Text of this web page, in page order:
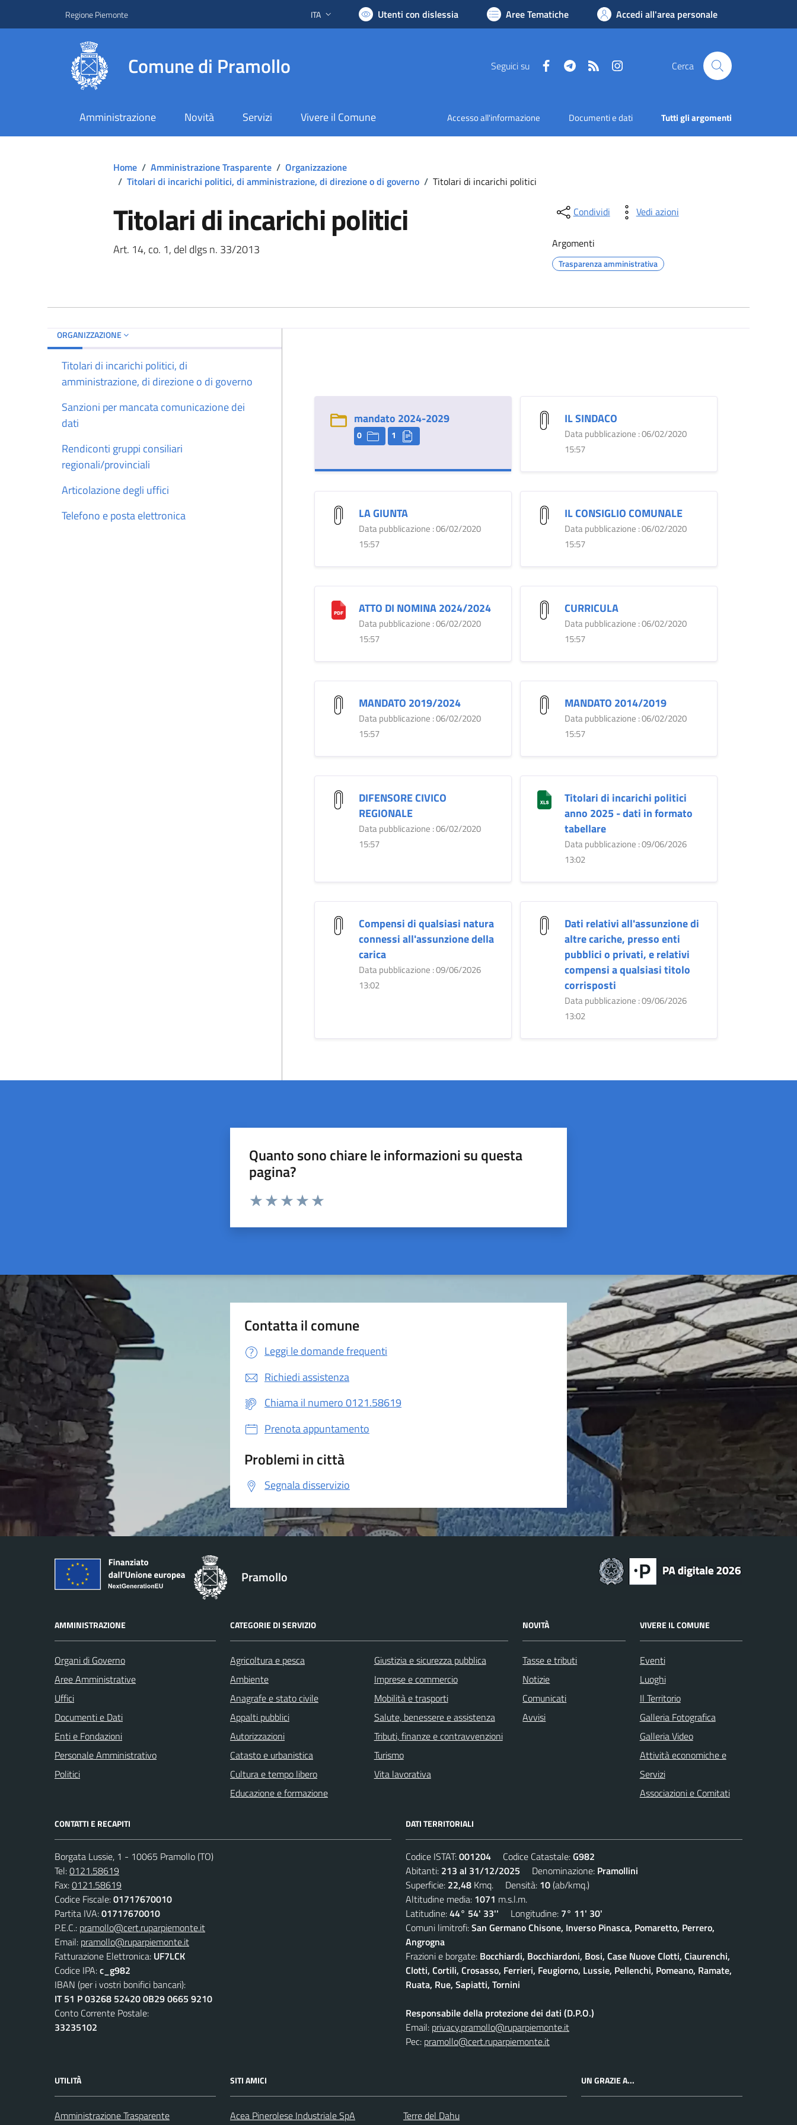
Regione Piemonte Lingua attiva:
ITA Utenti con dislessia Aree Tematiche Accedi all'area personale
Comune di Pramollo Seguici su FacebookTelegramRSS Cerca
Amministrazione Novità Servizi Vivere il Comune Accesso all'informazione Documenti e dati Tutti gli argomenti
Home / Amministrazione Trasparente / Organizzazione
/ Titolari di incarichi politici, di amministrazione, di direzione o di governo / Titolari di incarichi politici
Titolari di incarichi politici
Art. 14, co. 1, del dlgs n. 33/2013
Condividi Vedi azioni
Argomenti
Trasparenza amministrativa
ORGANIZZAZIONE
Titolari di incarichi politici, di
amministrazione, di direzione o di governo
Sanzioni per mancata comunicazione dei
dati
Rendiconti gruppi consiliari
regionali/provinciali
Articolazione degli uffici
Telefono e posta elettronica
mandato 2024-2029
0 1
IL SINDACO
Data pubblicazione : 06/02/2020
15:57
LA GIUNTA
Data pubblicazione : 06/02/2020
15:57
IL CONSIGLIO COMUNALE
Data pubblicazione : 06/02/2020
15:57
ATTO DI NOMINA 2024/2024
Data pubblicazione : 06/02/2020
15:57
CURRICULA
Data pubblicazione : 06/02/2020
15:57
MANDATO 2019/2024
Data pubblicazione : 06/02/2020
15:57
MANDATO 2014/2019
Data pubblicazione : 06/02/2020
15:57
DIFENSORE CIVICO
REGIONALE
Data pubblicazione : 06/02/2020
15:57
Titolari di incarichi politici
anno 2025 - dati in formato
tabellare
Data pubblicazione : 09/06/2026
13:02
Compensi di qualsiasi natura
connessi all'assunzione della
carica
Data pubblicazione : 09/06/2026
13:02
Dati relativi all'assunzione di
altre cariche, presso enti
pubblici o privati, e relativi
compensi a qualsiasi titolo
corrisposti
Data pubblicazione : 09/06/2026
13:02
Quanto sono chiare le informazioni su questa
pagina?
Valuta da 1 a 5 stelle la pagina
Contatta il comune
Leggi le domande frequenti
Richiedi assistenza
Chiama il numero 0121.58619
Prenota appuntamento
Problemi in città
Segnala disservizio
Pramollo
AMMINISTRAZIONE
Organi di Governo
Aree Amministrative
Uffici
Documenti e Dati
Enti e Fondazioni
Personale Amministrativo
Politici
CATEGORIE DI SERVIZIO
Agricoltura e pesca
Ambiente
Anagrafe e stato civile
Appalti pubblici
Autorizzazioni
Catasto e urbanistica
Cultura e tempo libero
Educazione e formazione
Giustizia e sicurezza pubblica
Imprese e commercio
Mobilità e trasporti
Salute, benessere e assistenza
Tributi, finanze e contravvenzioni
Turismo
Vita lavorativa
NOVITÀ
Tasse e tributi
Notizie
Comunicati
Avvisi
VIVERE IL COMUNE
Eventi
Luoghi
Il Territorio
Galleria Fotografica
Galleria Video
Attività economiche e
Servizi
Associazioni e Comitati
CONTATTI E RECAPITI
Borgata Lussie, 1 - 10065 Pramollo (TO)
Tel:0121.58619
Fax:0121.58619
Codice Fiscale:01717670010
Partita IVA:01717670010
P.E.C.: pramollo@cert.ruparpiemonte.it
Email: pramollo@ruparpiemonte.it
Fatturazione Elettronica: UF7LCK
Codice IPA:c_g982
IBAN (per i vostri bonifici bancari):
IT 51 P 03268 52420 0B29 0665 9210
Conto Corrente Postale:
33235102
DATI TERRITORIALI
Codice ISTAT:001204 Codice Catastale:G982
Abitanti: 213 al 31/12/2025 Denominazione: Pramollini
Superficie: 22,48 Kmq. Densità: 10(ab/kmq.)
Altitudine media: 1071 m.s.l.m.
Latitudine:44° 54' 33'' Longitudine: 7° 11' 30'
Comuni limitrofi:San Germano Chisone, Inverso Pinasca, Pomaretto, Perrero,
Angrogna
Frazioni e borgate: Bocchiardi, Bocchiardoni, Bosi, Case Nuove Clotti, Ciaurenchi,
Clotti, Cortili, Crosasso, Ferrieri, Feugiorno, Lussie, Pellenchi, Pomeano, Ramate,
Ruata, Rue, Sapiatti, Tornini
Responsabile della protezione dei dati (D.P.O.)
Email: privacy.pramollo@ruparpiemonte.it
Pec: pramollo@cert.ruparpiemonte.it
UTILITÀ
Amministrazione Trasparente
SITI AMICI
Acea Pinerolese Industriale SpA Terre del Dahu
UN GRAZIE A...